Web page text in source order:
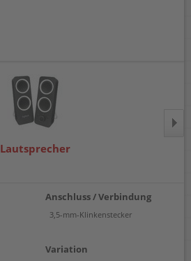
Lautsprecher
Anschluss / Verbindung
3,5-mm-Klinkenstecker
Variation